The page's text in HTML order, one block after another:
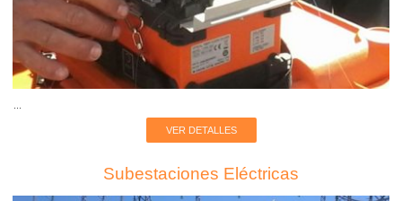
VER DETALLES
Subestaciones Eléctricas